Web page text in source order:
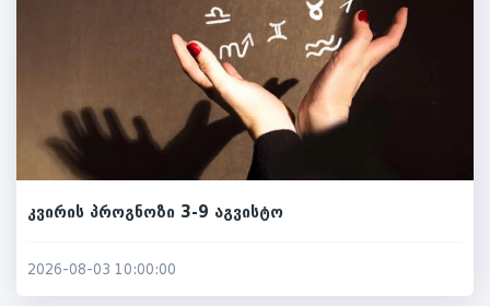
კვირის პროგნოზი 3-9 აგვისტო
2026-08-03 10:00:00